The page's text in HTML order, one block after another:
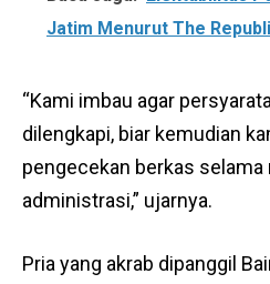
Jatim Menurut The
“Kami imbau agar
dilengkapi, biar kemudian
pengecekan berkas selama
administrasi,” ujarnya.
Pria yang akrab dipanggil